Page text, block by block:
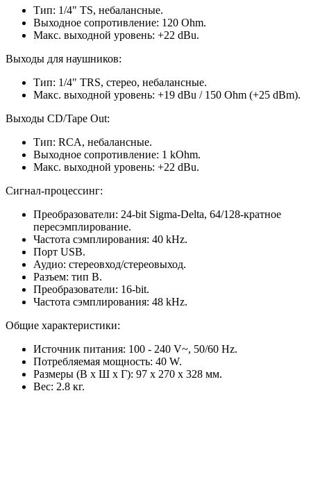
Тип: 1/4" TS, небалансные.
Выходное сопротивление: 120 Ohm.
Макс. выходной уровень: +22 dBu.
Выходы для наушников:
Тип: 1/4" TRS, стерео, небалансные.
Макс. выходной уровень: +19 dBu / 150 Ohm (+25 dBm).
Выходы CD/Tape Out:
Тип: RCA, небалансные.
Выходное сопротивление: 1 kOhm.
Макс. выходной уровень: +22 dBu.
Сигнал-процессинг:
Преобразователи: 24-bit Sigma-Delta, 64/128-кратное
пересэмплирование.
Частота сэмплирования: 40 kHz.
Порт USB.
Аудио: стереовход/стереовыход.
Разъем: тип В.
Преобразователи: 16-bit.
Частота сэмплирования: 48 kHz.
Общие характеристики:
Источник питания: 100 - 240 V~, 50/60 Hz.
Потребляемая мощность: 40 W.
Размеры (В х Ш х Г): 97 х 270 х 328 мм.
Вес: 2.8 кг.